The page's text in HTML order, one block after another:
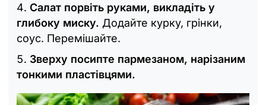
Салат порвіть руками, викладіть у
глибоку миску. Додайте курку, грінки,
соус. Перемішайте.
Зверху посипте пармезаном, нарізаним
тонкими пластівцями.